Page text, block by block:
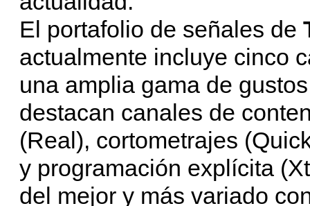
El portafolio de señales de
actualmente incluye cinco
una amplia gama de
destacan canales de
(Real), cortometrajes
y programación explícita
del mejor y más variado